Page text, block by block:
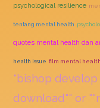
psychological resilience
tentang mental health
quotes mental health dan
health issue film mental health
"bishop
download"" or